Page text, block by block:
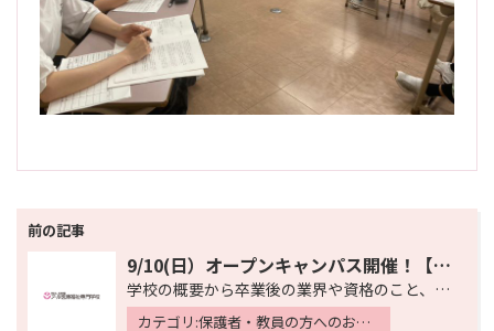
投
9/10(日）オープンキャンパス開催！【当日参加可能】
学校の概要から卒業後の業界や資格のこと、さらには気になる入試の詳細や学費・奨学金のことまで、「総合ガ…
カテゴリ:保護者・教員の方へのお知らせ 入学希望の方へのお知らせ 入試・イベント情報